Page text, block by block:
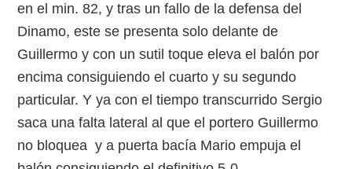
en el min. 82, y tras un fallo de la defensa del
Dinamo, este se presenta solo delante de
Guillermo y con un sutil toque eleva el balón por
encima consiguiendo el cuarto y su segundo
particular. Y ya con el tiempo transcurrido Sergio
saca una falta lateral al que el portero Guillermo
no bloquea y a puerta bacía Mario empuja el